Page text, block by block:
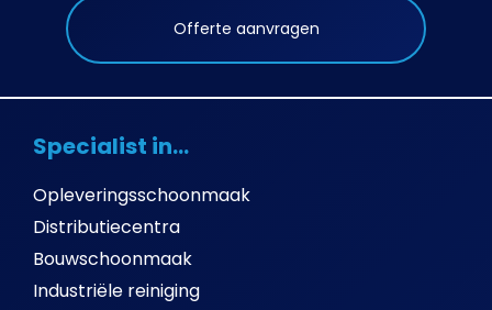
Offerte aanvragen
Specialist in...
Opleveringsschoonmaak
Distributiecentra
Bouwschoonmaak
Industriële reiniging